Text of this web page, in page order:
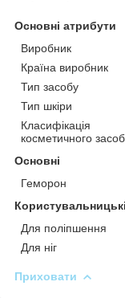
Основні атрибути
Виробник
Країна виробник
Тип засобу
Тип шкіри
Класифікація
косметичного
Основні
Геморон
Для поліпшення
Для ніг
Приховати